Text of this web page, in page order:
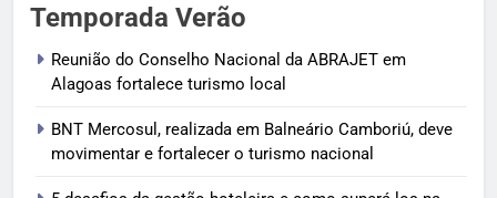
Temporada Verão
Reunião do Conselho Nacional da ABRAJET em
Alagoas fortalece turismo local
BNT Mercosul, realizada em Balneário Camboriú, deve
movimentar e fortalecer o turismo nacional